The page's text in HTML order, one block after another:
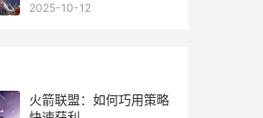
2025-10-12
火箭联盟：如何巧用策略